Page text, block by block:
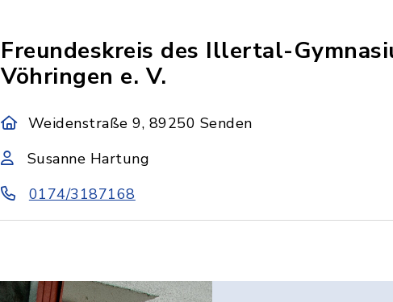
Freundeskreis des Illertal-
Vöhringen e. V.
Weidenstraße 9, 89250 Senden
Susanne Hartung
0174/3187168